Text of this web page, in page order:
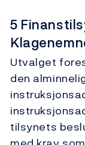
5
Utvalget
den
tilsynets